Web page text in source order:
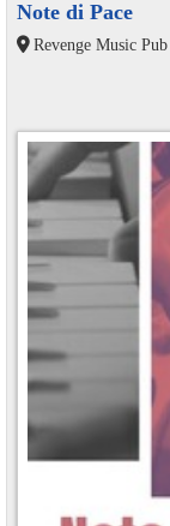
Note di Pace
Revenge Music